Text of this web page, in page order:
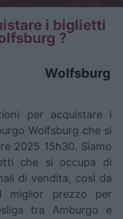
i biglietti
?
Wolfsburg
per acquistare i
Wolfsburg che si
2025 15h30. Siamo
che si occupa di
di vendita, così da
miglior prezzo per
tra Amburgo e